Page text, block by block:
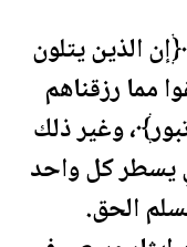
الذين يتلون
مما رزقناهم
وغير ذلك
كل واحد
الحق.